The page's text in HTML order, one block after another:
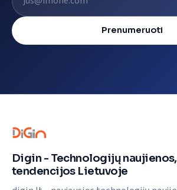
Prenumeruoti
Digin - Technologijų
tendencijos Lietuvoje